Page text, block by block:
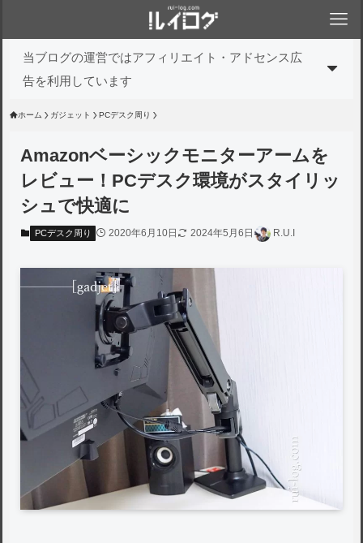
当ブログの運営ではアフィリエイト・アドセンス広
告を利用しています
ホーム ガジェット PCデスク周り
Amazonベーシックモニターアームを
レビュー！PCデスク環境がスタイリッ
シュで快適に
PCデスク周り 2020年6月10日 2024年5月6日 R.U.I